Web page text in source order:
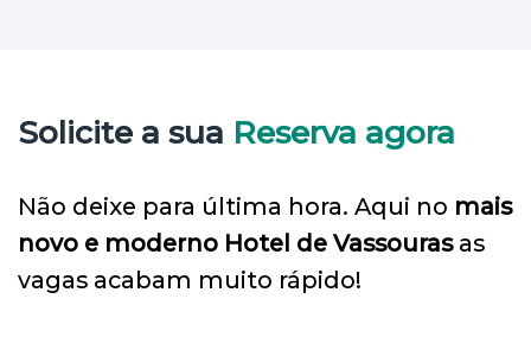
Solicite a sua Reserva agora
Não deixe para última hora. Aqui no mais
novo e moderno Hotel de Vassourasas
vagas acabam muito rápido!